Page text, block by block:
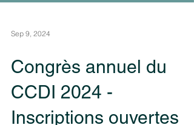
Congrès annuel du
CCDI 2024 -